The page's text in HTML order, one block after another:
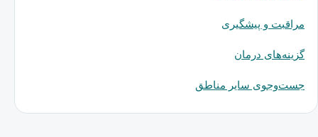
مراقبت و پیشگیری
گزینه‌های درمان
جست‌وجوی سایر مناطق